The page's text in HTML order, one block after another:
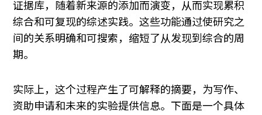
证据库，随着新来源的添加而演变，从而实现累积
综合和可复现的综述实践。这些功能通过使研究之
间的关系明确和可搜索，缩短了从发现到综合的周
期。
实际上，这个过程产生了可解释的摘要，为写作、
资助申请和未来的实验提供信息。下面是一个具体